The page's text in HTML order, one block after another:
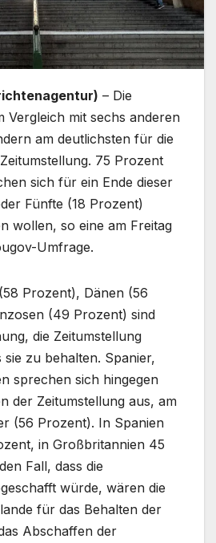
– Die
Vergleich mit sechs anderen
am deutlichsten für die
75 Prozent
sich für ein Ende dieser
Fünfte (18 Prozent)
wollen, so eine am Freitag
Umfrage.
Prozent), Dänen (56
(49 Prozent) sind
die Zeitumstellung
zu behalten. Spanier,
sprechen sich hingegen
der Zeitumstellung aus, am
(56 Prozent). In Spanien
in Großbritannien 45
Fall, dass die
würde, wären die
für das Behalten der
Abschaffen der